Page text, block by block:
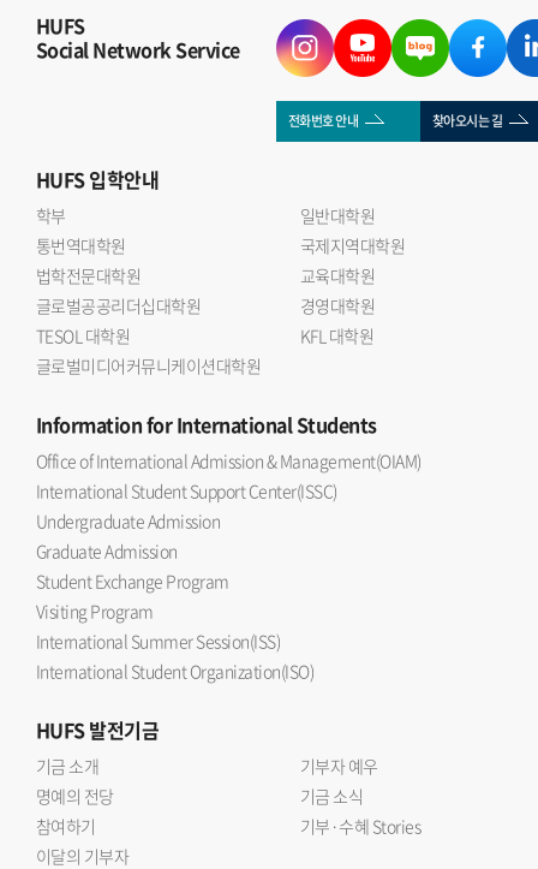
HUFS
Social Network Service
전화번호 안내 찾아오시는 길
HUFS입학안내
학부
일반대학원
통번역대학원
국제지역대학원
법학전문대학원
교육대학원
글로벌공공리더십대학원
경영대학원
TESOL 대학원
KFL 대학원
글로벌미디어커뮤니케이션대학원
Informationfor International Students
Office of International Admission & Management(OIAM)
International Student Support Center(ISSC)
Undergraduate Admission
Graduate Admission
Student Exchange Program
Visiting Program
International Summer Session(ISS)
International Student Organization(ISO)
HUFS발전기금
기금 소개
기부자 예우
명예의 전당
기금 소식
참여하기
기부·수혜 Stories
이달의 기부자